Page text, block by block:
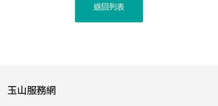
返回列表
玉山服務網